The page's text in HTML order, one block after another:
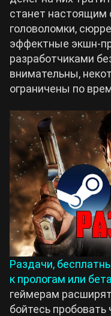
Crimson Desert
Zenless Zone
Kingdom Come:
Path of Exile 2
Wuthering Waves
Roblox
Hogwarts Legacy
Cyberpunk 2077
Билды
Билды
Билды Path of
станет настоящим
головоломки,
эффектные экшн-
разработчиками
внимательны,
ограничены по
Раздачи,
к прологам или
геймерам
бойтесь пробовать